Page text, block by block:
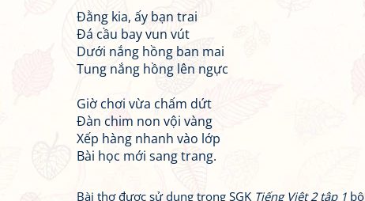
Đằng kia, ấy bạn trai
Đá cầu bay vun vút
Dưới nắng hồng ban mai
Tung nắng hồng lên ngực
Giờ chơi vừa chấm dứt
Đàn chim non vội vàng
Xếp hàng nhanh vào lớp
Bài học mới sang trang.
Bài thơ được sử dụng trong SGK Tiếng Việt 2 tập 1 bộ